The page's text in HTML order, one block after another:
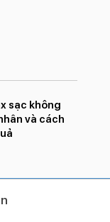
sạc không
và cách